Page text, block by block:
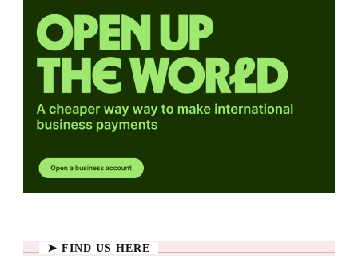
➤ FIND US HERE